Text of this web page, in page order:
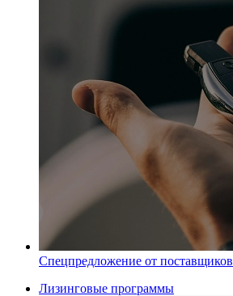
Спецпредложение от поставщиков
Лизинговые программы